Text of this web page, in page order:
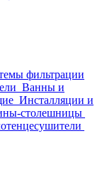
фильтрации
Ванны и
Инсталляции и
столешницы